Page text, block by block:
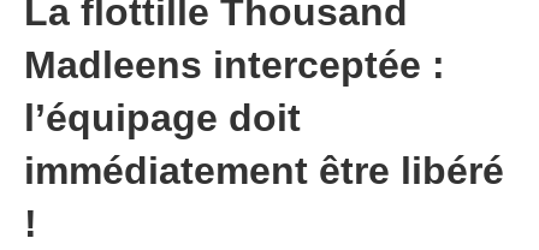
La flottille Thousand
Madleens interceptée :
l’équipage doit
immédiatement être libéré
!